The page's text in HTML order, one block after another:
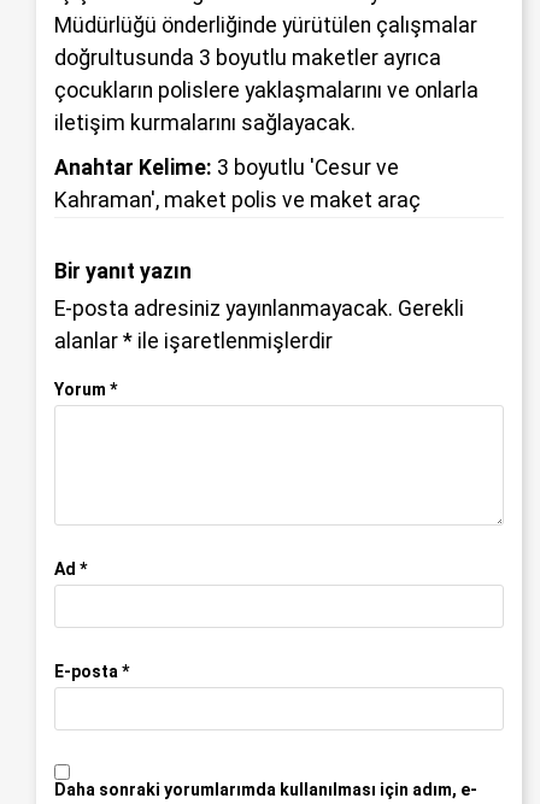
Müdürlüğü önderliğinde yürütülen çalışmalar
doğrultusunda 3 boyutlu maketler ayrıca
çocukların polislere yaklaşmalarını ve onlarla
iletişim kurmalarını sağlayacak.
Anahtar Kelime: 3 boyutlu 'Cesur ve
Kahraman', maket polis ve maket araç
Bir yanıt yazın
E-posta adresiniz yayınlanmayacak. Gerekli
alanlar * ile işaretlenmişlerdir
Yorum *
Ad *
E-posta *
Daha sonraki yorumlarımda kullanılması için adım, e-